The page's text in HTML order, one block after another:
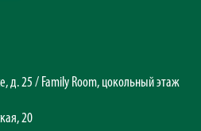
д. 25 / Family Room, цокольный этаж
20